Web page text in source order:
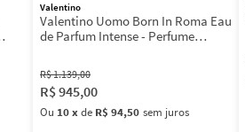
Valentino
Valentino Uomo Born In Roma Eau
de Parfum Intense - Perfume
R$1.139,00
R$945,00
Ou 10xde R$ 94,50 sem juros